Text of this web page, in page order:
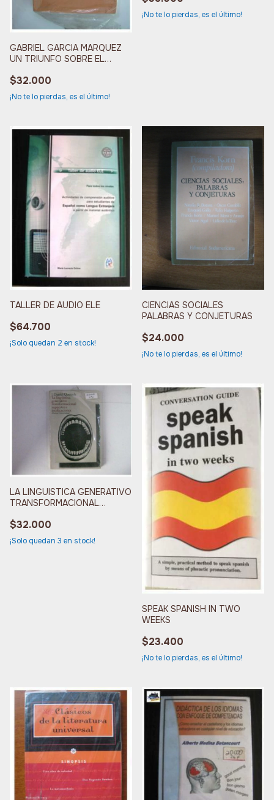
GABRIEL GARCIA MARQUEZ
UN TRIUNFO SOBRE EL
$32.000
¡No te lo pierdas, es el último!
¡No te lo pierdas, es el último!
TALLER DE AUDIO ELE
$64.700
¡Solo quedan 2 en stock!
CIENCIAS SOCIALES
PALABRAS Y CONJETURAS
$24.000
¡No te lo pierdas, es el último!
LA LINGUISTICA GENERATIVO
TRANSFORMACIONAL
$32.000
¡Solo quedan 3 en stock!
SPEAK SPANISH IN TWO
WEEKS
$23.400
¡No te lo pierdas, es el último!